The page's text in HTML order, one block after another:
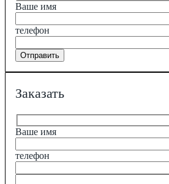
Ваше имя
телефон
Заказать
Ваше имя
телефон